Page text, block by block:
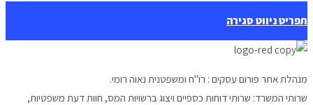
תפריט ניווט סגירה
מנהלת אתר פורום עסקים : רו"ח ומשפטנית נאוה רומי.
שרותי המשרד: שרותי דוחות כספיים ויצוג ברשויות המס, חוות דעת משפטיות,